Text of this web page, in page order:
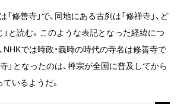
修善寺」で、同地にある古刹は「修禅寺」、ど
」と読む。このような表記となった経緯につ
NHKでは時政・義時の時代の寺名は修善寺で
」となったのは、禅宗が全国に普及してから
いるようだ。